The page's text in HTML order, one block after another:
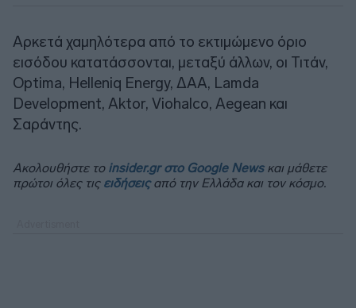
Αρκετά χαμηλότερα από το εκτιμώμενο όριο
εισόδου κατατάσσονται, μεταξύ άλλων, οι Τιτάν,
Optima, Helleniq Energy, ΔΑΑ, Lamda
Development, Aktor, Viohalco, Aegean και
Σαράντης.
Ακολουθήστε το insider.gr στο Google Newsκαι μάθετε
πρώτοι όλες τις ειδήσειςαπό την Ελλάδα και τον κόσμο.